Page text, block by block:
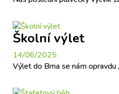
Školní výlet
14/06/2025
Výlet do Brna se nám opravdu